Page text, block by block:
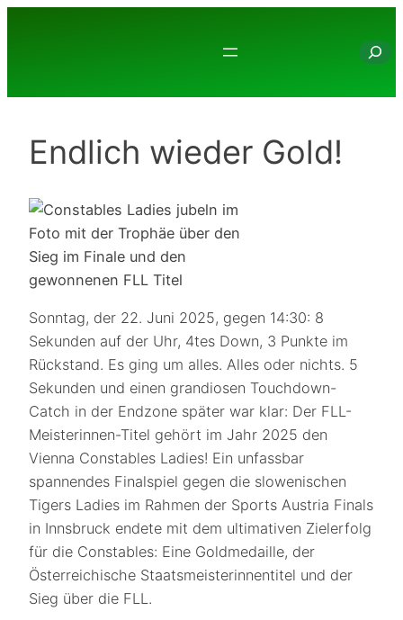
Endlich wieder Gold!
Sonntag, der 22. Juni 2025, gegen 14:30: 8
Sekunden auf der Uhr, 4tes Down, 3 Punkte im
Rückstand. Es ging um alles. Alles oder nichts. 5
Sekunden und einen grandiosen Touchdown-
Catch in der Endzone später war klar: Der FLL-
Meisterinnen-Titel gehört im Jahr 2025 den
Vienna Constables Ladies! Ein unfassbar
spannendes Finalspiel gegen die slowenischen
Tigers Ladies im Rahmen der Sports Austria Finals
in Innsbruck endete mit dem ultimativen Zielerfolg
für die Constables: Eine Goldmedaille, der
Österreichische Staatsmeisterinnentitel und der
Sieg über die FLL.